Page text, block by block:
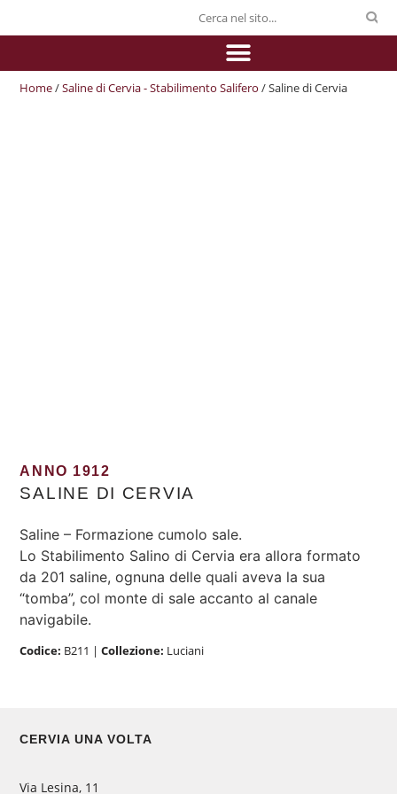
Home/Saline di Cervia - Stabilimento Salifero / Saline di Cervia
ANNO 1912
SALINE DI CERVIA
Saline – Formazione cumolo sale.
Lo Stabilimento Salino di Cervia era allora formato
da 201 saline, ognuna delle quali aveva la sua
“tomba”, col monte di sale accanto al canale
navigabile.
Codice: B211 |Collezione: Luciani
CERVIA UNA VOLTA
Via Lesina, 11